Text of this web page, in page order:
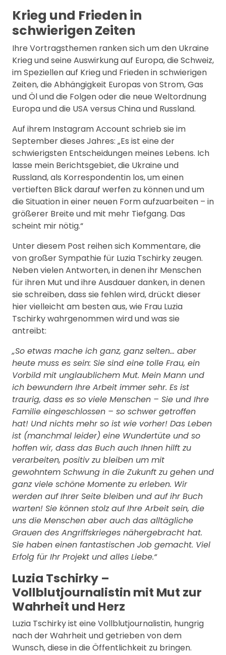
Krieg und Frieden in
schwierigen Zeiten
Ihre Vortragsthemen ranken sich um den Ukraine
Krieg und seine Auswirkung auf Europa, die Schweiz,
im Speziellen auf Krieg und Frieden in schwierigen
Zeiten, die Abhängigkeit Europas von Strom, Gas
und Öl und die Folgen oder die neue Weltordnung
Europa und die USA versus China und Russland.
Auf ihrem Instagram Account schrieb sie im
September dieses Jahres: „Es ist eine der
schwierigsten Entscheidungen meines Lebens. Ich
lasse mein Berichtsgebiet, die Ukraine und
Russland, als Korrespondentin los, um einen
vertieften Blick darauf werfen zu können und um
die Situation in einer neuen Form aufzuarbeiten – in
größerer Breite und mit mehr Tiefgang. Das
scheint mir nötig.“
Unter diesem Post reihen sich Kommentare, die
von großer Sympathie für Luzia Tschirky zeugen.
Neben vielen Antworten, in denen ihr Menschen
für ihren Mut und ihre Ausdauer danken, in denen
sie schreiben, dass sie fehlen wird, drückt dieser
hier vielleicht am besten aus, wie Frau Luzia
Tschirky wahrgenommen wird und was sie
antreibt:
„So etwas mache ich ganz, ganz selten… aber
heute muss es sein: Sie sind eine tolle Frau, ein
Vorbild mit unglaublichem Mut. Mein Mann und
ich bewundern Ihre Arbeit immer sehr. Es ist
traurig, dass es so viele Menschen – Sie und Ihre
Familie eingeschlossen – so schwer getroffen
hat! Und nichts mehr so ist wie vorher! Das Leben
ist (manchmal leider) eine Wundertüte und so
hoffen wir, dass das Buch auch Ihnen hilft zu
verarbeiten, positiv zu bleiben um mit
gewohntem Schwung in die Zukunft zu gehen und
ganz viele schöne Momente zu erleben. Wir
werden auf Ihrer Seite bleiben und auf ihr Buch
warten! Sie können stolz auf Ihre Arbeit sein, die
uns die Menschen aber auch das alltägliche
Grauen des Angriffskrieges nähergebracht hat.
Sie haben einen fantastischen Job gemacht. Viel
Erfolg für Ihr Projekt und alles Liebe.“
Luzia Tschirky –
Vollblutjournalistin mit Mut zur
Wahrheit und Herz
Luzia Tschirky ist eine Vollblutjournalistin, hungrig
nach der Wahrheit und getrieben von dem
Wunsch, diese in die Öffentlichkeit zu bringen.